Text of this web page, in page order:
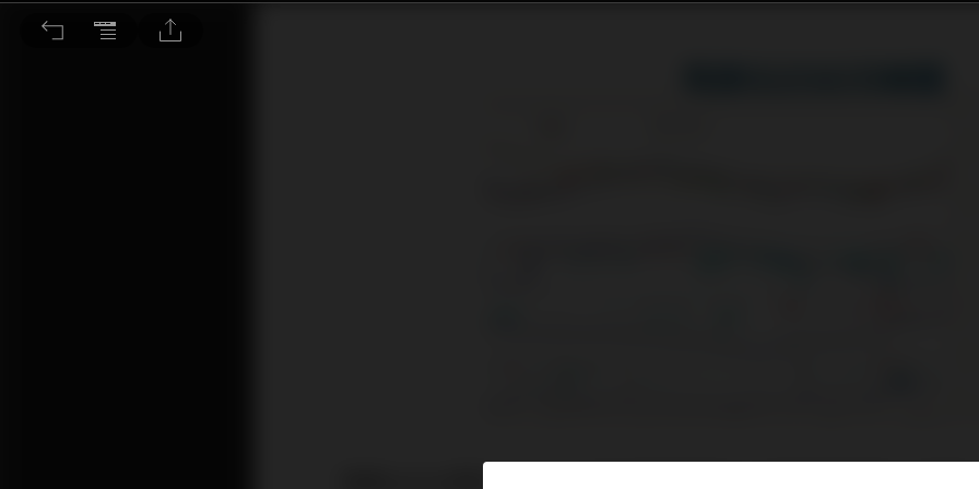
工業電腦營收亮眼 族群齊聲喊漲